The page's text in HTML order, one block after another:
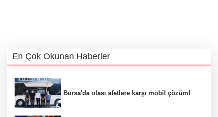
En Çok Okunan Haberler
Bursa'da olası afetlere karşı mobil çözüm!